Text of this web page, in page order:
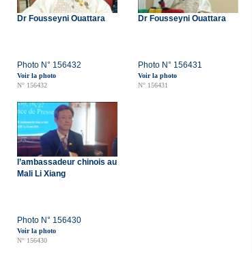
Dr Fousseyni Ouattara
Photo N° 156432
Voir la photo
N° 156432
Dr Fousseyni Ouattara
Photo N° 156431
Voir la photo
N° 156431
l’ambassadeur chinois au
Mali Li Xiang
Photo N° 156430
Voir la photo
N° 156430